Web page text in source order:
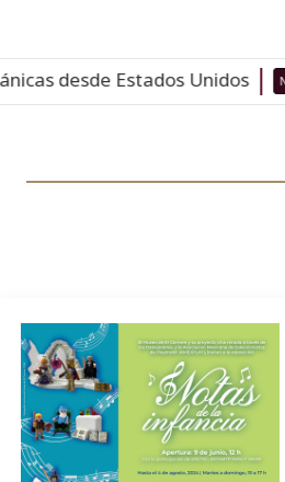
Unidos Nuevo 05-08-26